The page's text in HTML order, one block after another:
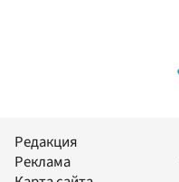
Редакция
Реклама